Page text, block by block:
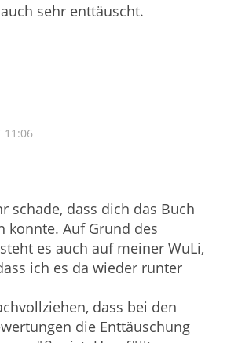
sehr enttäuscht.
11:06
schade, dass dich das Buch
konnte. Auf Grund des
es auch auf meiner WuLi,
ich es da wieder runter
dass bei den
die Enttäuschung